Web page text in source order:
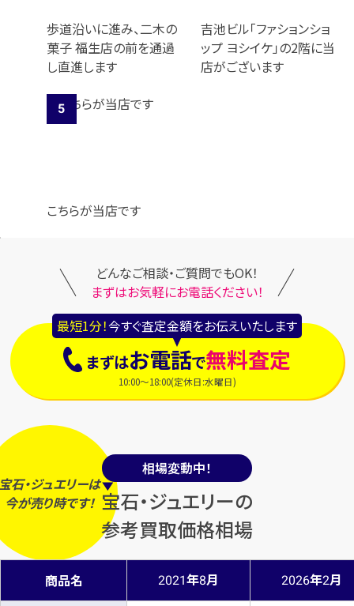
歩道沿いに進み、二木の
菓子 福生店の前を通過
し直進します
吉池ビル「ファションショ
ップ ヨシイケ」の2階に当
店がございます
こちらが当店です
どんなご相談・ご質問でもOK！
まずはお気軽にお電話ください！
最短1分！今すぐ査定金額をお伝えいたします
まずはお電話で無料査定
10:00～18:00(定休日:水曜日)
相場変動中！
宝石・ジュエリーの
参考買取価格相場
石・ジュエリーは
今が売り時です！
商品名 2021年8月 2026年2月